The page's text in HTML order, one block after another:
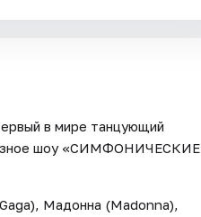
в мире танцующий
шоу «СИМФОНИЧЕСКИЕ
Мадонна (Madonna),